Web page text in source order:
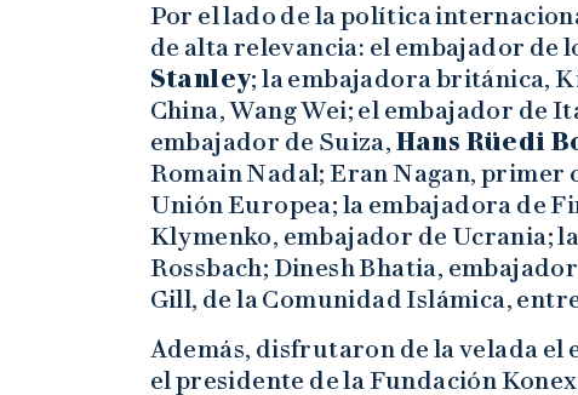
Por el lado de la política
de alta relevancia: el embajador de
Stanley; la embajadora británica,
China, Wang Wei; el embajador de
embajador de Suiza, Hans Rüedi
Romain Nadal; Eran Nagan, primer
Unión Europea; la embajadora de
Klymenko, embajador de Ucrania;
Rossbach; Dinesh Bhatia,
Gill, de la Comunidad Islámica,
Además, disfrutaron de la velada
el presidente de la Fundación